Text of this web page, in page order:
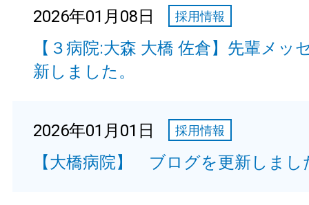
2026年01月08日 採用情報
【３病院:大森 大橋 佐倉】先輩メッ
新しました。
2026年01月01日 採用情報
【大橋病院】 ブログを更新しまし